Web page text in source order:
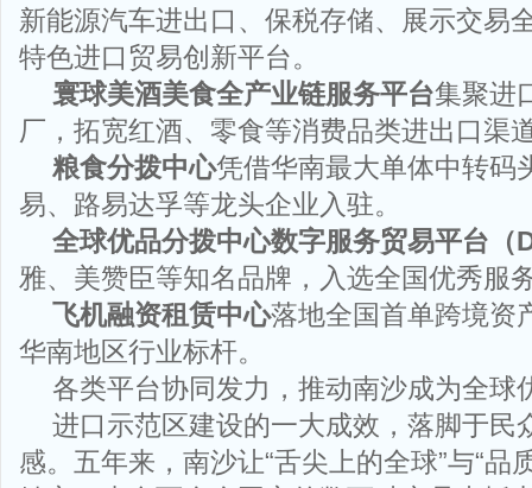
新能源汽车进出口、保税存储、展示交易
特色进口贸易创新平台。
寰球美酒美食全产业链服务平台集聚进
厂，拓宽红酒、零食等消费品类进出口渠
粮食分拨中心凭借华南最大单体中转码
易、路易达孚等龙头企业入驻。
全球优品分拨中心数字服务贸易平台（
雅、美赞臣等知名品牌，入选全国优秀服
飞机融资租赁中心落地全国首单跨境资
华南地区行业标杆。
各类平台协同发力，推动南沙成为全球
进口示范区建设的一大成效，落脚于民
感。五年来，南沙让“舌尖上的全球”与“品